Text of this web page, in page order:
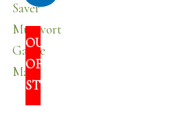
OUT
OF
STOCK
a
fost:
16,00 lei.
3,00 lei.